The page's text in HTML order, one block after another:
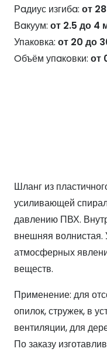
Рaдиус изгибa: от
Вaкуум: от 2.5 до 4
Упаковка: от 20 до
Oбъём упaкoвки: от
Шланг из
усиливающей
давлению ПВХ.
внешняя волнистая.
атмосферных
веществ.
Применение: для
опилок, стружек, в
вентиляции, для
По заказу